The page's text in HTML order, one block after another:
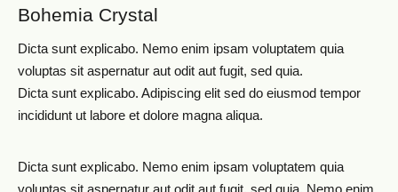
Bohemia Crystal
Dicta sunt explicabo. Nemo enim ipsam voluptatem quia
voluptas sit aspernatur aut odit aut fugit, sed quia.
Dicta sunt explicabo. Adipiscing elit sed do eiusmod tempor
incididunt ut labore et dolore magna aliqua.
Dicta sunt explicabo. Nemo enim ipsam voluptatem quia
voluptas sit aspernatur aut odit aut fugit, sed quia. Nemo enim